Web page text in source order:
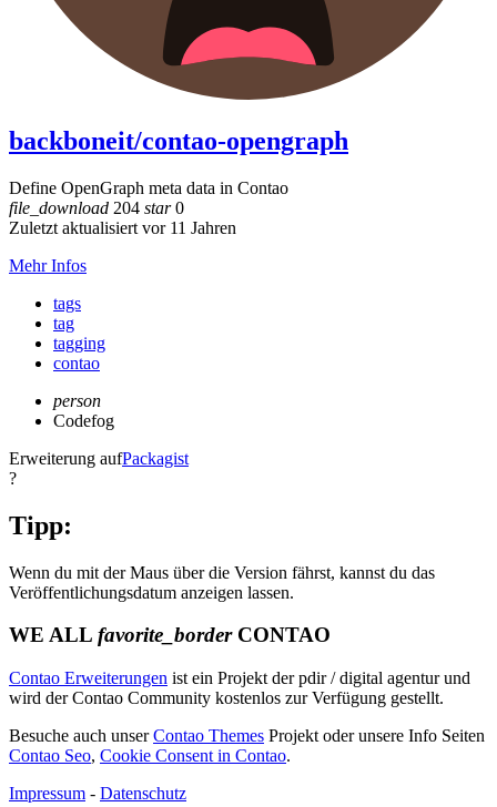
backboneit/contao-opengraph
Define OpenGraph meta data in Contao
file_download 204 star0
Zuletzt aktualisiert vor 11 Jahren
Mehr Infos
tags
tag
tagging
contao
person
Codefog
Erweiterung aufPackagist
?
Tipp:
Wenn du mit der Maus über die Version fährst, kannst du das
Veröffentlichungsdatum anzeigen lassen.
WE ALL favorite_borderCONTAO
Contao Erweiterungen ist ein Projekt der pdir / digital agentur und
wird der Contao Community kostenlos zur Verfügung gestellt.
Besuche auch unserContao Themes Projekt oder unsere Info Seiten
Contao Seo, Cookie Consent in Contao.
Impressum - Datenschutz